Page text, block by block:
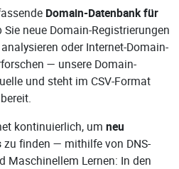
Domain-Datenbank für
Sie neue Domain-Registrierungen
oder Internet-Domain-
— unsere Domain-
und steht im CSV-Format
kontinuierlich, um neu
zu finden — mithilfe von DNS-
Maschinellem Lernen: In den